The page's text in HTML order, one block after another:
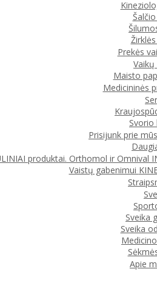
Prekės
Vaikų
Maisto
Medicininės
Svorio
Prisijunk prie
produktai. Orthomol ir Omnival
Vaistų gabenimui
Sveika
Sveika
Apie